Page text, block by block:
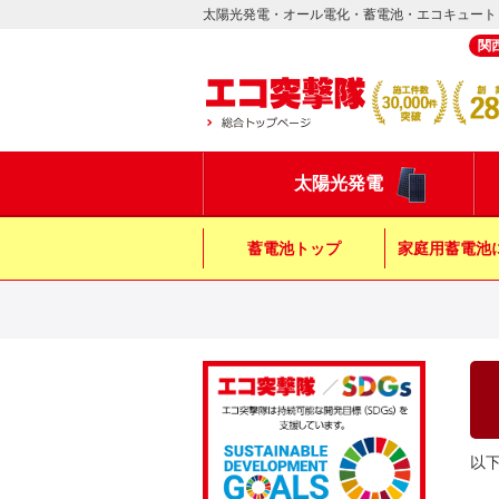
太陽光発電・オール電化・蓄電池・エコキュー
関
太陽光発電
蓄電池トップ 家庭用蓄電池
以